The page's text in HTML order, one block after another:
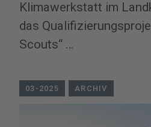
Klimawerkstatt im
das
Scouts“ …
03-2025 ARCHIV